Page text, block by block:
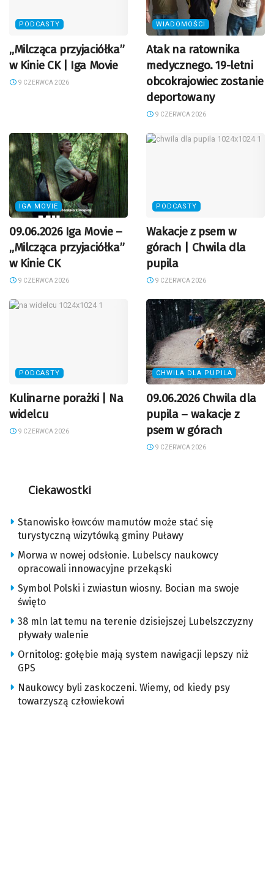
PODCASTY
„Milcząca przyjaciółka”
w Kinie CK | Iga Movie
9 CZERWCA 2026
WIADOMOŚCI
Atak na ratownika
medycznego. 19-letni
obcokrajowiec zostanie
deportowany
9 CZERWCA 2026
IGA MOVIE
09.06.2026 Iga Movie –
„Milcząca przyjaciółka”
w Kinie CK
9 CZERWCA 2026
PODCASTY
Wakacje z psem w
górach | Chwila dla
pupila
9 CZERWCA 2026
PODCASTY
Kulinarne porażki | Na
widelcu
9 CZERWCA 2026
CHWILA DLA PUPILA
09.06.2026 Chwila dla
pupila – wakacje z
psem w górach
9 CZERWCA 2026
Ciekawostki
Stanowisko łowców mamutów może stać się
turystyczną wizytówką gminy Puławy
Morwa w nowej odsłonie. Lubelscy naukowcy
opracowali innowacyjne przekąski
Symbol Polski i zwiastun wiosny. Bocian ma swoje
święto
38 mln lat temu na terenie dzisiejszej Lubelszczyzny
pływały walenie
Ornitolog: gołębie mają system nawigacji lepszy niż
GPS
Naukowcy byli zaskoczeni. Wiemy, od kiedy psy
towarzyszą człowiekowi